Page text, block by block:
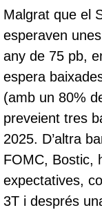
Malgrat que el
esperaven
any de 75 pb,
espera
(amb un 80%
preveient tres
2025. D’altra
FOMC, Bostic,
expectatives,
3T i després